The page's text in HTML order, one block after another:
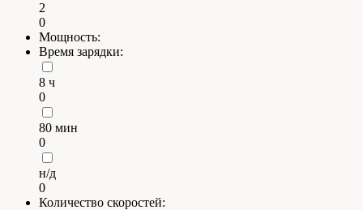
2
0
Мощность:
Время зарядки:
8 ч
0
80 мин
0
н/д
0
Количество скоростей: